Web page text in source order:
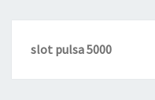
slot pulsa 5000